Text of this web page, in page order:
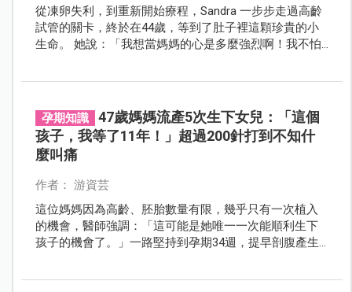
從凍卵失利，到重新開始療程，Sandra 一步步走過高齡
試管的關卡，終於在44歲，等到了肚子裡這顆珍貴的小
生命。 她說：「我想當媽媽的心是多麼強烈啊！我不怕
孕期知識
47歲媽媽流產5次生下女兒：「這個
孩子，我等了11年！」超過200針打到不知什
麼叫痛
作者： 游資芸
這位媽媽因為高齡、胚胎數量有限，幾乎只有一次植入
的機會，醫師強調：「這可能是她唯一一次能順利生下
孩子的機會了。」一路堅持到孕期34週，提早剖腹產生